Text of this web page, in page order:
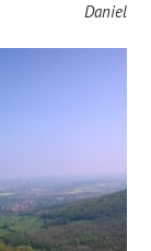
Daniel